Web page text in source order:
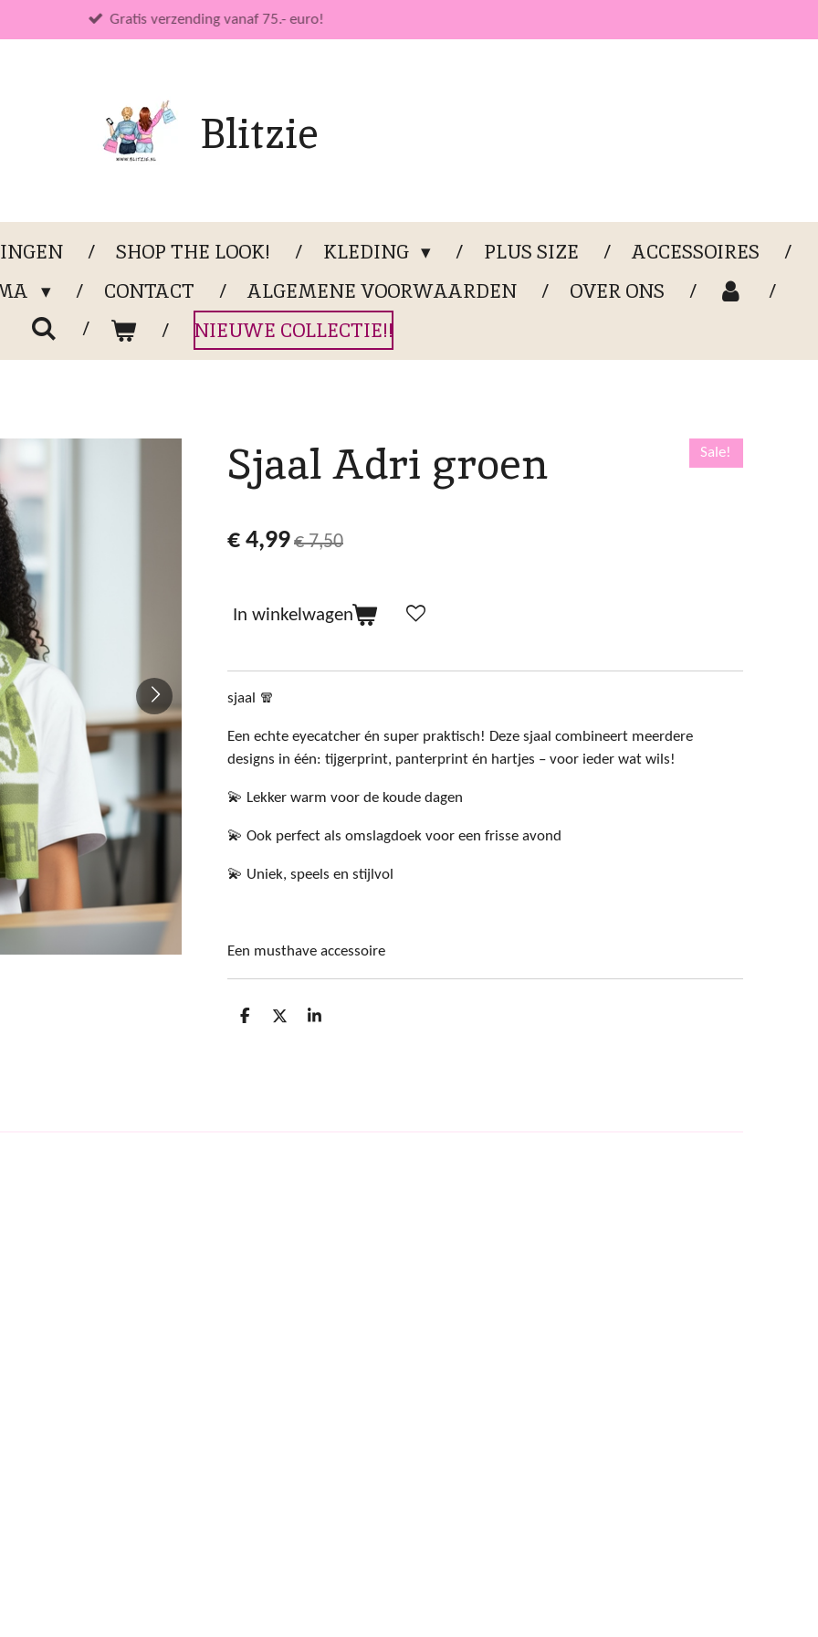
Gratis verzending vanaf 75.- euro!
Blitzie
SHOP THE LOOK! KLEDING PLUS SIZE
ACCESSOIRES
CONTACT ALGEMENE VOORWAARDEN
OVER ONS
NIEUWE COLLECTIE!!
Sjaal Adri groen Sale!
€ 4,99€ 7,50
In winkelwagen
sjaal 🧣
Een echte eyecatcher én super praktisch! Deze sjaal combineert meerdere
designs in één: tijgerprint, panterprint én hartjes – voor ieder wat wils!
💫 Lekker warm voor de koude dagen
💫 Ook perfect als omslagdoek voor een frisse avond
💫 Uniek, speels en stijlvol
Een musthave accessoire
D
D
S